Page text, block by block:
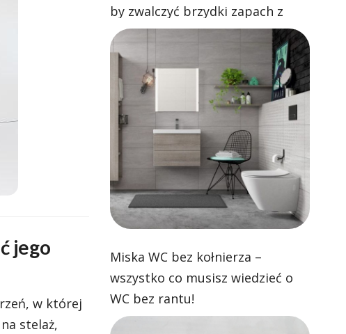
jego
w której
stelaż,
by zwalczyć brzydki zapach z
toalety, brodzika i umywalki!
Miska WC bez kołnierza –
wszystko co musisz wiedzieć o
WC bez rantu!